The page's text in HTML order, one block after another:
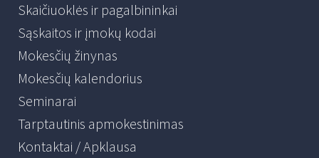
Skaičiuoklės ir pagalbininkai
Sąskaitos ir įmokų kodai
Mokesčių žinynas
Mokesčių kalendorius
Seminarai
Tarptautinis apmokestinimas
Kontaktai / Apklausa